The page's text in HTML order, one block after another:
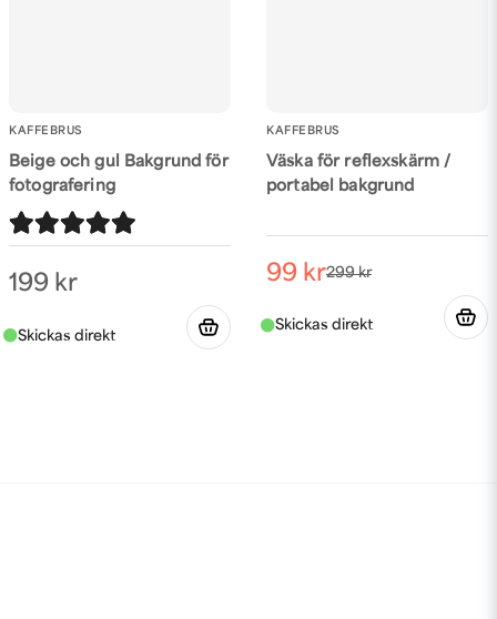
KAFFEBRUS
Beige och gul Bakgrund för
fotografering
199 kr
KAFFEBRUS
Väska för reflexskärm /
portabel bakgrund
299 kr
99 kr